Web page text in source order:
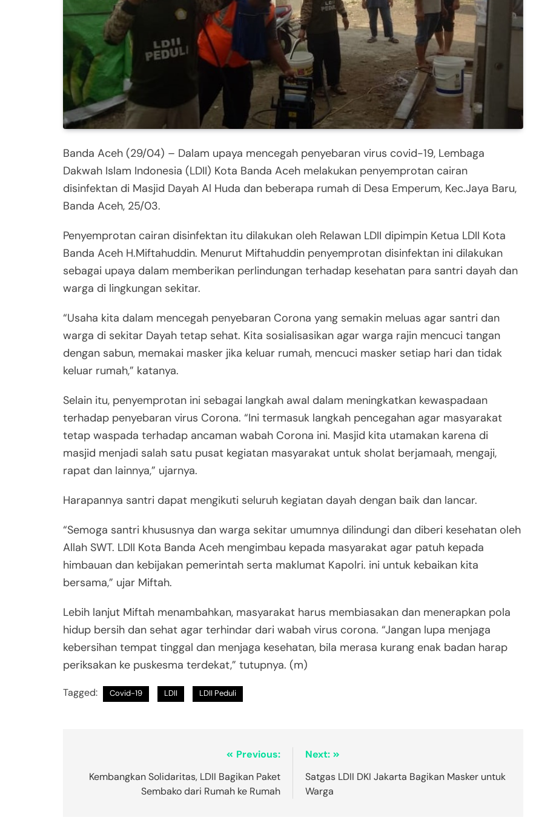
Banda Aceh (29/04) – Dalam upaya mencegah penyebaran virus covid-19, Lembaga
Dakwah Islam Indonesia (LDII) Kota Banda Aceh melakukan penyemprotan cairan
disinfektan di Masjid Dayah Al Huda dan beberapa rumah di Desa Emperum, Kec.Jaya Baru,
Banda Aceh, 25/03.
Penyemprotan cairan disinfektan itu dilakukan oleh Relawan LDII dipimpin Ketua LDII Kota
Banda Aceh H.Miftahuddin. Menurut Miftahuddin penyemprotan disinfektan ini dilakukan
sebagai upaya dalam memberikan perlindungan terhadap kesehatan para santri dayah dan
warga di lingkungan sekitar.
“Usaha kita dalam mencegah penyebaran Corona yang semakin meluas agar santri dan
warga di sekitar Dayah tetap sehat. Kita sosialisasikan agar warga rajin mencuci tangan
dengan sabun, memakai masker jika keluar rumah, mencuci masker setiap hari dan tidak
keluar rumah,” katanya.
Selain itu, penyemprotan ini sebagai langkah awal dalam meningkatkan kewaspadaan
terhadap penyebaran virus Corona. “Ini termasuk langkah pencegahan agar masyarakat
tetap waspada terhadap ancaman wabah Corona ini. Masjid kita utamakan karena di
masjid menjadi salah satu pusat kegiatan masyarakat untuk sholat berjamaah, mengaji,
rapat dan lainnya,” ujarnya.
Harapannya santri dapat mengikuti seluruh kegiatan dayah dengan baik dan lancar.
“Semoga santri khususnya dan warga sekitar umumnya dilindungi dan diberi kesehatan oleh
Allah SWT. LDII Kota Banda Aceh mengimbau kepada masyarakat agar patuh kepada
himbauan dan kebijakan pemerintah serta maklumat Kapolri. ini untuk kebaikan kita
bersama,” ujar Miftah.
Lebih lanjut Miftah menambahkan, masyarakat harus membiasakan dan menerapkan pola
hidup bersih dan sehat agar terhindar dari wabah virus corona. “Jangan lupa menjaga
kebersihan tempat tinggal dan menjaga kesehatan, bila merasa kurang enak badan harap
periksakan ke puskesma terdekat,” tutupnya. (m)
Tagged: Covid-19 LDII LDII Peduli
Previous:
Kembangkan Solidaritas, LDII Bagikan Paket
Sembako dari Rumah ke Rumah
Next:
Satgas LDII DKI Jakarta Bagikan Masker untuk
Warga